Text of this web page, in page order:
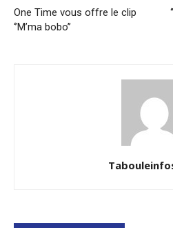
One Time vous offre le clip
‘’M’ma bobo’’